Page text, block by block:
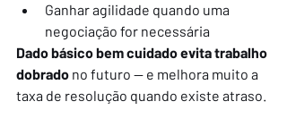
Ganhar agilidade quando uma
negociação for necessária
Dado básico bem cuidado evita trabalho
dobrado no futuro — e melhora muito a
taxa de resolução quando existe atraso.